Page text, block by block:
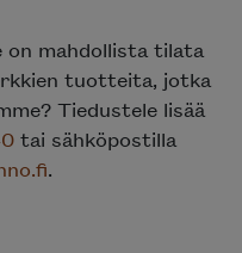
mahdollista tilata
tuotteita, jotka
Tiedustele lisää
tai sähköpostilla
.